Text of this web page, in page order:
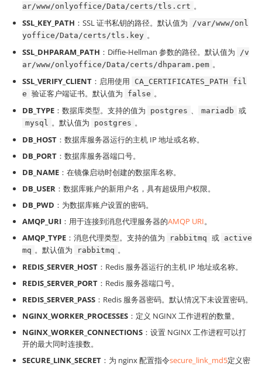
ar/www/onlyoffice/Data/certs/tls.crt 。
SSL_KEY_PATH ：SSL 证书私钥的路径。默认值为
/var/www/onl
yoffice/Data/certs/tls.key 。
SSL_DHPARAM_PATH ：Diffie-Hellman 参数的路径。默认值为
/v
ar/www/onlyoffice/Data/certs/dhparam.pem 。
SSL_VERIFY_CLIENT ：启用使用
CA_CERTIFICATES_PATH fil
e 验证客户端证书。默认值为 false 。
DB_TYPE ：数据库类型。支持的值为 postgres 、 mariadb 或
mysql 。默认值为 postgres 。
DB_HOST ：数据库服务器运行的主机 IP 地址或名称。
DB_PORT ：数据库服务器端口号。
DB_NAME ：在镜像启动时创建的数据库名称。
DB_USER ：数据库账户的新用户名，具有超级用户权限。
DB_PWD ：为数据库账户设置的密码。
AMQP_URI ：用于连接到消息代理服务器的AMQP URI。
AMQP_TYPE ：消息代理类型。支持的值为 rabbitmq 或 active
mq 。默认值为 rabbitmq 。
REDIS_SERVER_HOST ：Redis 服务器运行的主机 IP 地址或名称。
REDIS_SERVER_PORT ：Redis 服务器端口号。
REDIS_SERVER_PASS ：Redis 服务器密码。默认情况下未设置密码。
NGINX_WORKER_PROCESSES ：定义 NGINX 工作进程的数量。
NGINX_WORKER_CONNECTIONS ：设置 NGINX 工作进程可以打
开的最大同时连接数。
SECURE_LINK_SECRET ：为 nginx 配置指令secure_link_md5定义密